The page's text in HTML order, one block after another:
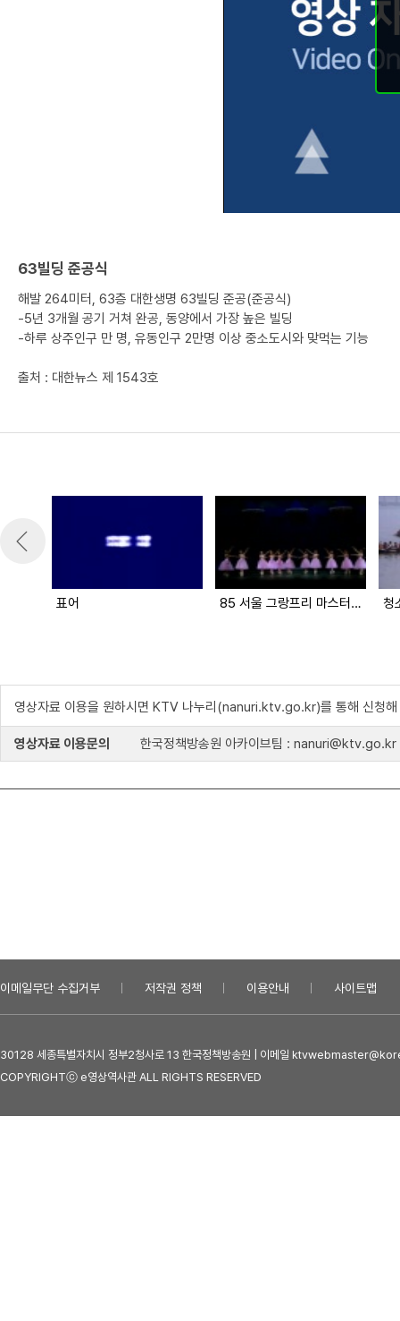
63빌딩 준공식
해발 264미터, 63층 대한생명 63빌딩 준공(준공식)
-5년 3개월 공기 거쳐 완공, 동양에서 가장 높은 빌딩
-하루 상주인구 만 명, 유동인구 2만명 이상 중소도시와 맞먹는 기능
출처 : 대한뉴스 제 1543호
표어 85 서울 그랑프리 마스터즈 탁구대회 청
영상자료 이용을 원하시면 KTV 나누리(nanuri.ktv.go.kr)를 통해 신청해
영상자료 이용문의 한국정책방송원 아카이브팀 : nanuri@ktv.go.kr
이메일무단 수집거부 저작권 정책 이용안내 사이트맵
30128 세종특별자치시 정부2청사로 13 한국정책방송원 | 이메일
COPYRIGHTⓒ e영상역사관 ALL RIGHTS RESERVED